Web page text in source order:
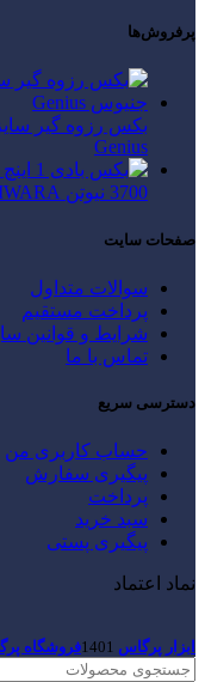
پرفروش‌ها
Genius
3700 نیوتن FUJIWARA
صفحات سایت
سوالات متداول
پرداخت مستقیم
شرایط و قوانین
تماس با ما
دسترسی سریع
حساب کاربری من
پیگیری سفارش
پرداخت
سبد خرید
پیگیری پستی
نماد اعتماد
ابزار پرگاس 1401فروشگاه